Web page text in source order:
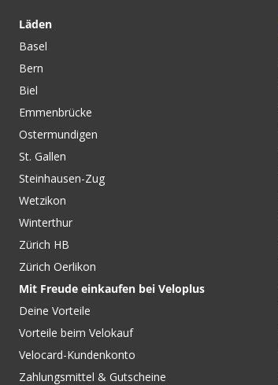
Läden
Basel
Bern
Biel
Emmenbrücke
Ostermundigen
St. Gallen
Steinhausen-Zug
Wetzikon
Winterthur
Zürich HB
Zürich Oerlikon
Mit Freude einkaufen bei Veloplus
Deine Vorteile
Vorteile beim Velokauf
Velocard-Kundenkonto
Zahlungsmittel & Gutscheine